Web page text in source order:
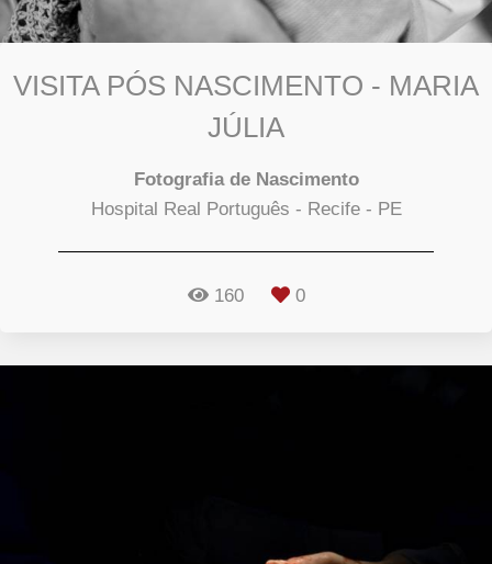
VISITA PÓS NASCIMENTO - MARIA
JÚLIA
Fotografia de Nascimento
Hospital Real Português - Recife - PE
160 0